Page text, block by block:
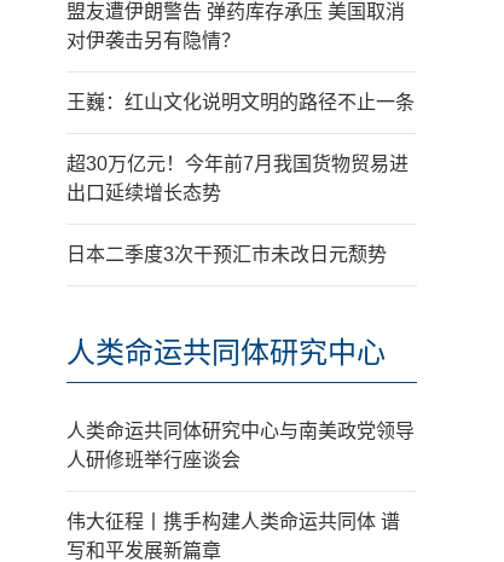
盟友遭伊朗警告 弹药库存承压 美国取消
对伊袭击另有隐情？
王巍：红山文化说明文明的路径不止一条
超30万亿元！今年前7月我国货物贸易进
出口延续增长态势
日本二季度3次干预汇市未改日元颓势
人类命运共同体研究中心
人类命运共同体研究中心与南美政党领导
人研修班举行座谈会
伟大征程丨携手构建人类命运共同体 谱
写和平发展新篇章